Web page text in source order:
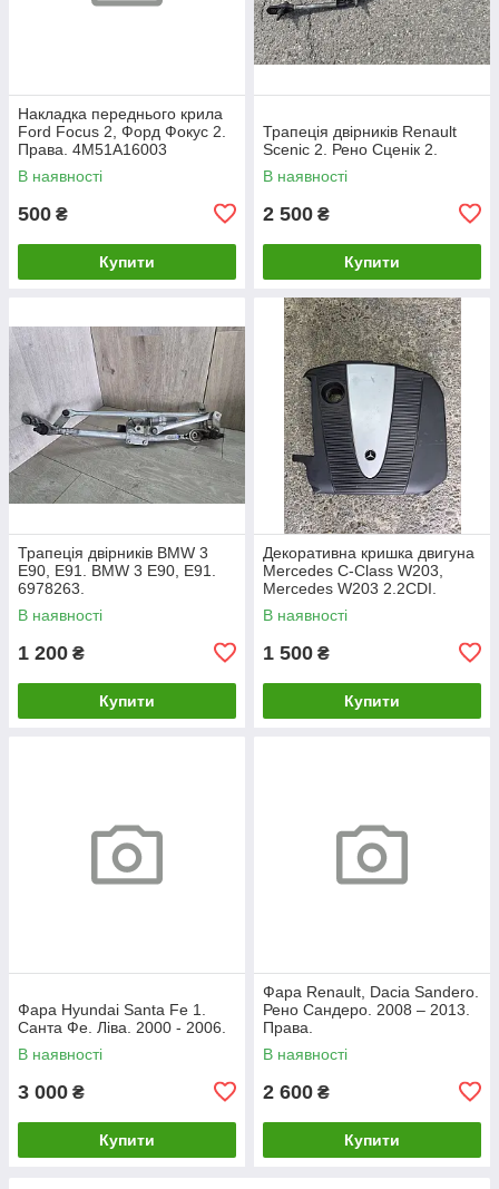
Накладка переднього крила
Ford Focus 2, Форд Фокус 2.
Права. 4M51A16003
В наявності
500 ₴
Купити
Трапеція двірників Renault
Scenic 2. Рено Сценік 2.
В наявності
2 500 ₴
Купити
Трапеція двірників BMW 3
E90, E91. BMW 3 Е90, Е91.
6978263.
В наявності
1 200 ₴
Купити
Декоративна кришка двигуна
Mercedes C-Class W203,
Mercedes W203 2.2CDI.
A6460100467.
В наявності
1 500 ₴
Купити
Фара Hyundai Santa Fe 1.
Санта Фе. Ліва. 2000 - 2006.
В наявності
3 000 ₴
Купити
Фара Renault, Dacia Sandero.
Рено Сандеро. 2008 – 2013.
Права.
В наявності
2 600 ₴
Купити